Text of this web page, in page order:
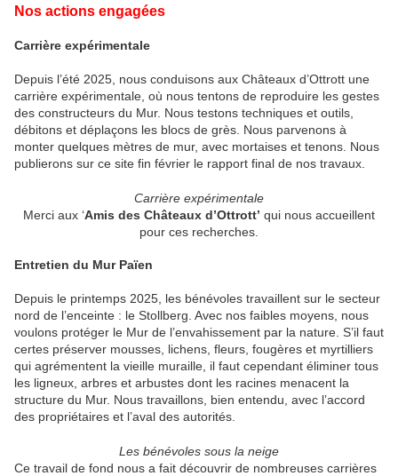
Nos actions engagées
Carrière expérimentale
Depuis l’été 2025, nous conduisons aux Châteaux d’Ottrott une
carrière expérimentale, où nous tentons de reproduire les gestes
des constructeurs du Mur. Nous testons techniques et outils,
débitons et déplaçons les blocs de grès. Nous parvenons à
monter quelques mètres de mur, avec mortaises et tenons. Nous
publierons sur ce site fin février le rapport final de nos travaux.
Carrière expérimentale
Merci aux ‘Amis des Châteaux d’Ottrott’ qui nous accueillent
pour ces recherches.
Entretien du Mur Païen
Depuis le printemps 2025, les bénévoles travaillent sur le secteur
nord de l’enceinte : le Stollberg. Avec nos faibles moyens, nous
voulons protéger le Mur de l’envahissement par la nature. S’il faut
certes préserver mousses, lichens, fleurs, fougères et myrtilliers
qui agrémentent la vieille muraille, il faut cependant éliminer tous
les ligneux, arbres et arbustes dont les racines menacent la
structure du Mur. Nous travaillons, bien entendu, avec l’accord
des propriétaires et l’aval des autorités.
Les bénévoles sous la neige
Ce travail de fond nous a fait découvrir de nombreuses carrières